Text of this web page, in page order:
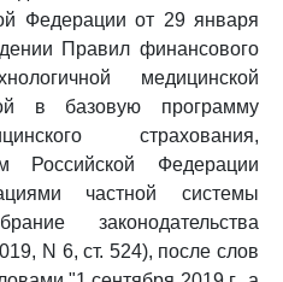
Федерации от 29 января
Правил финансового
медицинской
в базовую программу
страхования,
Российской Федерации
частной системы
законодательства
N 6, ст. 524), после слов